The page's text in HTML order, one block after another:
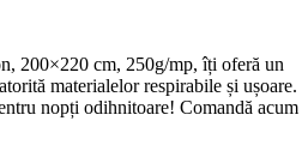
200×220 cm, 250g/mp, îți oferă un
materialelor respirabile și ușoare.
nopți odihnitoare! Comandă acum